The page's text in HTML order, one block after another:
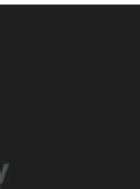
Lepas dari
AD Artesh: Garda
di Masa Perang